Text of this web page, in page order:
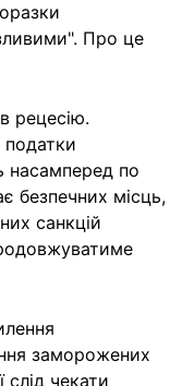
Про це
рецесію.
насамперед по
безпечних місць,
санкцій
заморожених
слід чекати